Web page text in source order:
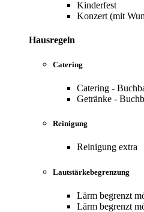
Kinderfest
Konzert (mit
Hausregeln
Catering
Catering -
Getränke -
Reinigung
Reinigung extra
Lautstärkebegrenzung
Lärm begrenzt
Lärm begrenzt